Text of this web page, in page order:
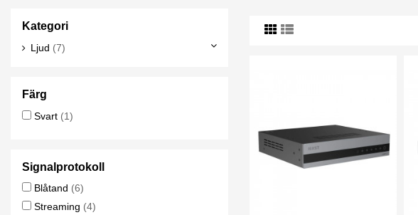
Kategori
Ljud (7)
Färg
Svart (1)
Signalprotokoll
Blåtand (6)
Streaming (4)